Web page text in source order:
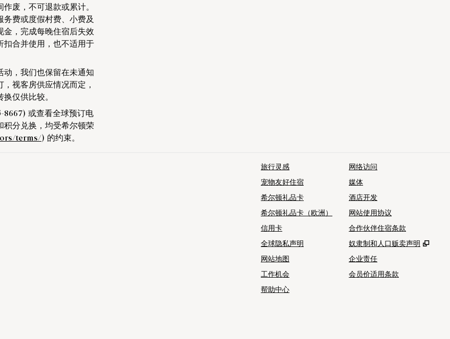
废，不可退款或累计。
费或度假村费、小费及
金，完成每晚住宿后失效
扣合并使用，也不适用于
动，我们也保留在未通知
视客房供应情况而定，
仅供比较。
8667) 或查看全球预订电
分兑换，均受希尔顿荣
terms/) 的约束。
旅行灵感
宠物友好住宿
希尔顿礼品卡
希尔顿礼品卡（欧洲）
信用卡
全球隐私声明
网站地图
工作机会
帮助中心
网络访问
媒体
酒店开发
网站使用协议
合作伙伴住宿条款
奴隶制和人口贩卖声明
,
企业责任
会员价适用条款